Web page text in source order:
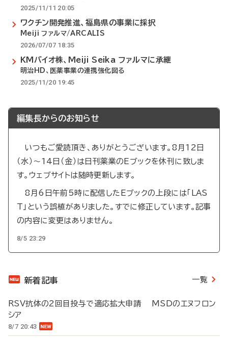
2025/11/11 20:05
ワクチン開発推進、福島県の事業に採択
Meiji ファルマ/ARCALIS
2026/07/07 18:35
KMバイオ株、Meiji Seika ファルマに承継
明治HD、医薬事業の連携強化図る
2025/11/20 19:45
編集長からのお知らせ
いつもご愛読頂き、ありがとうございます。8月12日
（水）～14日（金）は日刊薬業のEブックを休刊に致しま
す。ウェブサイトは随時更新します。
8月6日午前5時に配信したEブックの上段には「LAS
T」という誤植がありました。すでに修正しています。記事
の内容に変更はありません。
8/5 23:29
新着記事 一覧
RSV抗体の2回目投与で適応拡大申請 MSDのエヌフロン
シア
8/7 20:43